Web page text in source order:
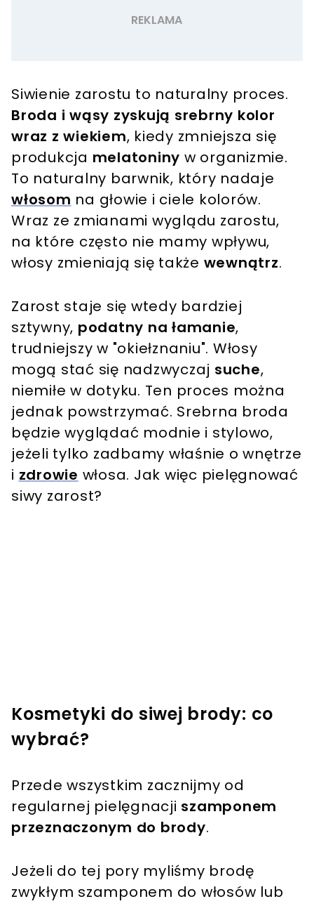
Siwienie zarostu to naturalny proces.
Broda i wąsy zyskują srebrny kolor
wraz z wiekiem, kiedy zmniejsza się
produkcja melatoniny w organizmie.
To naturalny barwnik, który nadaje
włosom na głowie i ciele kolorów.
Wraz ze zmianami wyglądu zarostu,
na które często nie mamy wpływu,
włosy zmieniają się także wewnątrz.
Zarost staje się wtedy bardziej
sztywny, podatny na łamanie,
trudniejszy w "okiełznaniu". Włosy
mogą stać się nadzwyczaj suche,
niemiłe w dotyku. Ten proces można
jednak powstrzymać. Srebrna broda
będzie wyglądać modnie i stylowo,
jeżeli tylko zadbamy właśnie o wnętrze
i zdrowie włosa. Jak więc pielęgnować
siwy zarost?
Kosmetyki do siwej brody: co
wybrać?
Przede wszystkim zacznijmy od
regularnej pielęgnacji szamponem
przeznaczonym do brody.
Jeżeli do tej pory myliśmy brodę
zwykłym szamponem do włosów lub